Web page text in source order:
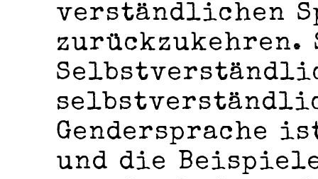
verständlichen
zurückzukehren.
Gendersprache
und die